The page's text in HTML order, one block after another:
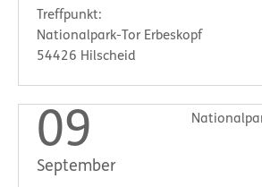
Treffpunkt:
Nationalpark-Tor Erbeskopf
54426 Hilscheid
09
September